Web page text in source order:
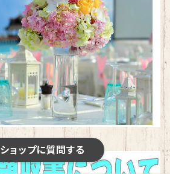
ショップに質問する